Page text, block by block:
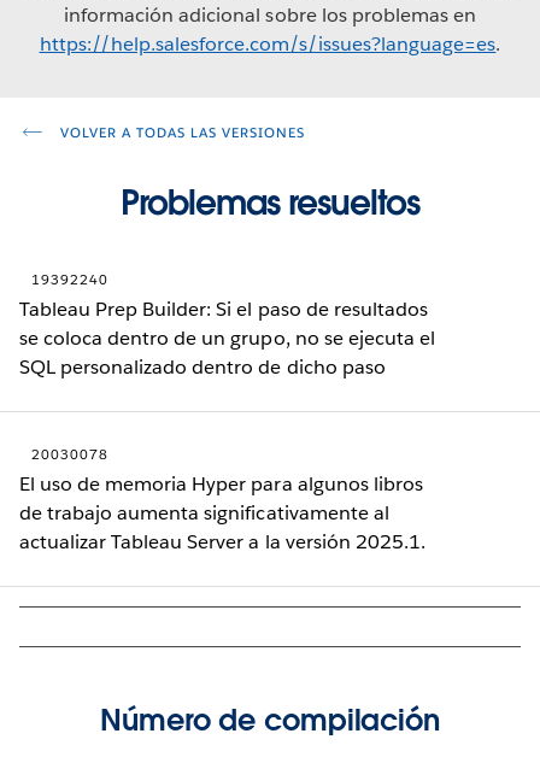
información adicional sobre los problemas en
https://help.salesforce.com/s/issues?language=es.
VOLVER A TODAS LAS VERSIONES
Problemas resueltos
19392240
Tableau Prep Builder: Si el paso de resultados
se coloca dentro de un grupo, no se ejecuta el
SQL personalizado dentro de dicho paso
20030078
El uso de memoria Hyper para algunos libros
de trabajo aumenta significativamente al
actualizar Tableau Server a la versión 2025.1.
Número de compilación